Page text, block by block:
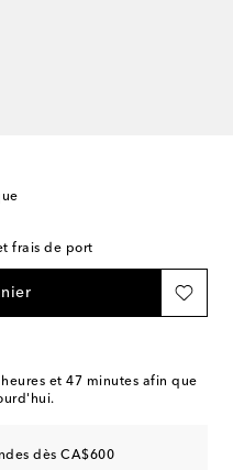
frais de port
et 47 minutes afin que
dès CA$600